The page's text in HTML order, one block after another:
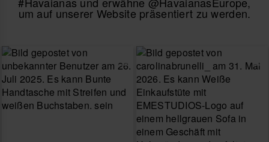
um auf unserer Website präsentiert zu werden.